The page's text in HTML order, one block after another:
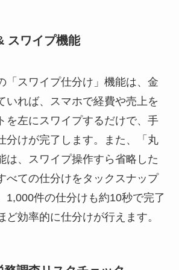
スワイプ機能
「スワイプ仕分け」機能は、金
いれば、スマホで経費や売上を
を左にスワイプするだけで、手
分けが完了します。また、「丸
は、スワイプ操作すら省略した
べての仕分けをタックスナップ
1,000件の仕分けも約10秒で完了
ど効率的に仕分けが行えます。